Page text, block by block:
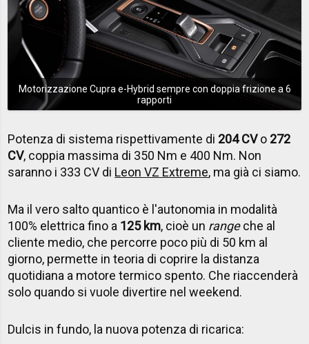
Motorizzazione Cupra e-Hybrid sempre con doppia frizione a 6
rapporti
Potenza di sistema rispettivamente di 204 CVo 272
CV, coppia massima di 350 Nm e 400 Nm. Non
saranno i 333 CV di Leon VZ Extreme, ma già ci siamo.
Ma il vero salto quantico è l'autonomia in modalità
100% elettrica fino a 125 km, cioè un rangeche al
cliente medio, che percorre poco più di 50 km al
giorno, permette in teoria di coprire la distanza
quotidiana a motore termico spento. Che riaccenderà
solo quando si vuole divertire nel weekend.
Dulcis in fundo, la nuova potenza di ricarica: